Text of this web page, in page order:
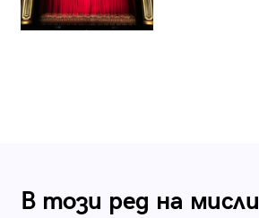
В този ред на мисли